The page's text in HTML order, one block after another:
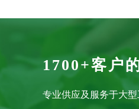
1700+客户
专业供应及服务于大